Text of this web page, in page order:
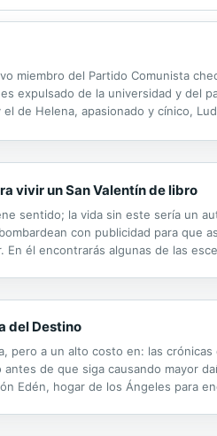
miembro del Partido Comunista
expulsado de la universidad y del
de Helena, apasionado y cínico,
vivir un San Valentín de libro
sentido; la vida sin este sería un
con publicidad para que
él encontrarás algunas de las
del Destino
pero a un alto costo en: las
de que siga causando mayor
Edén, hogar de los Ángeles para